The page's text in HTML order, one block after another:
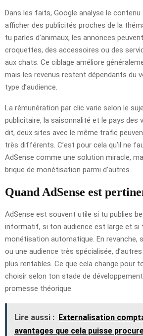
Dans les faits, Google analyse le
afficher des publicités proches de la
tu parles d’animaux, les annonces
croquettes, des accessoires ou des
aux chats. Ce ciblage améliore
mais les revenus restent dépendants du
type d’audience.
La rémunération par clic varie selon le
publicitaire, la saisonnalité et le pays des
dit, deux sites avec le même trafic
très différents. C’est pour cela qu’il ne
AdSense comme une solution miracle,
brique de monétisation parmi d’autres.
Quand AdSense est
AdSense est souvent utile si tu publies
informatif, si ton audience est large et si
monétisation automatique. En revanche,
ou une audience très spécialisée,
plus rentables. Ce que cela change pour
choisir selon ton stade de
promesse théorique.
Lire aussi : Externalisation
avantages que cela puisse